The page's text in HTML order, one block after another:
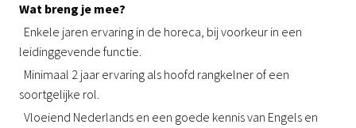
Wat breng je mee?
Enkele jaren ervaring in de horeca, bij voorkeur in een
leidinggevende functie.
Minimaal 2 jaar ervaring als hoofd rangkelner of een
soortgelijke rol.
Vloeiend Nederlands en een goede kennis van Engels en